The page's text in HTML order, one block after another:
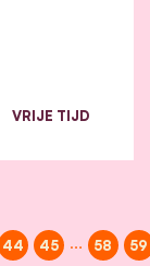
VRIJE TIJD
44 45 … 58 59